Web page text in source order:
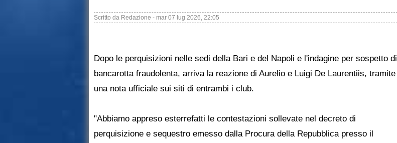
Scritto da Redazione - mar 07 lug 2026, 22:05
Dopo le perquisizioni nelle sedi della Bari e del Napoli e l'indagine per sospetto di
bancarotta fraudolenta, arriva la reazione di Aurelio e Luigi De Laurentiis, tramite
una nota ufficiale sui siti di entrambi i club.
"Abbiamo appreso esterrefatti le contestazioni sollevate nel decreto di
perquisizione e sequestro emesso dalla Procura della Repubblica presso il